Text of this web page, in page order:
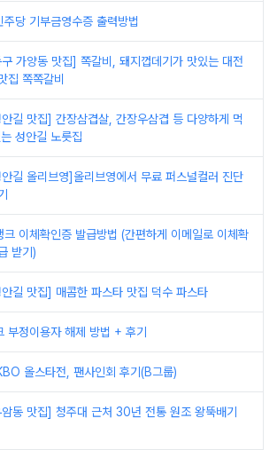
주당 기부금영수증 출력방법
구 가양동 맛집] 쪽갈비, 돼지껍데기가 맛있는 대전
집 쪽쪽갈비
길 맛집] 간장삼겹살, 간장우삼겹 등 다양하게 먹
성안길 노릇집
길 올리브영]올리브영에서 무료 퍼스널컬러 진단
크 이체확인증 발급방법 (간편하게 이메일로 이체확
받기)
안길 맛집] 매콤한 파스타 맛집 덕수 파스타
부정이용자 해제 방법 + 후기
올스타전, 팬사인회 후기(B그룹)
암동 맛집] 청주대 근처 30년 전통 원조 왕뚝배기